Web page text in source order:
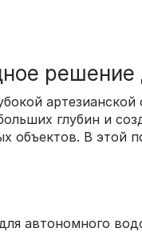
решение
глубин и
объектов. В этой
автономного